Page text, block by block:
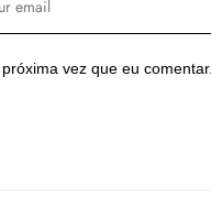
vez que eu comentar.